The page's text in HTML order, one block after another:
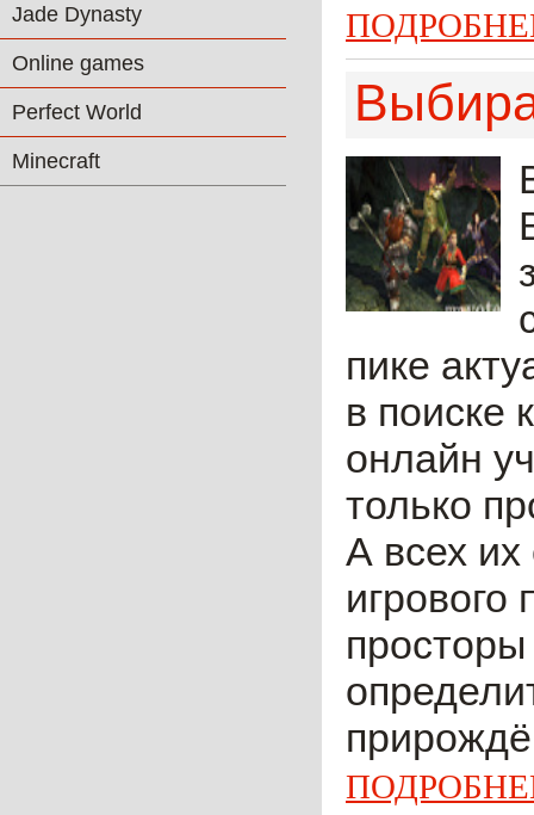
Jade Dynasty
Online games
Perfect World
Minecraft
пике
в поиске
онлайн
только
А всех их
просторы